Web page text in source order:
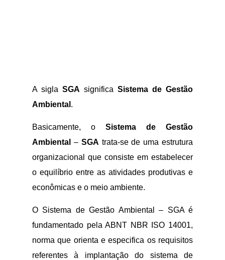
A sigla SGA significa Sistema de Gestão
Ambiental .
Basicamente, o Sistema de Gestão
Ambiental –SGA trata-se de uma estrutura
organizacional que consiste em estabelecer
o equilíbrio entre as atividades produtivas e
econômicas e o meio ambiente.
O Sistema de Gestão Ambiental – SGA é
fundamentado pela ABNT NBR ISO 14001,
norma que orienta e especifica os requisitos
referentes à implantação do sistema de